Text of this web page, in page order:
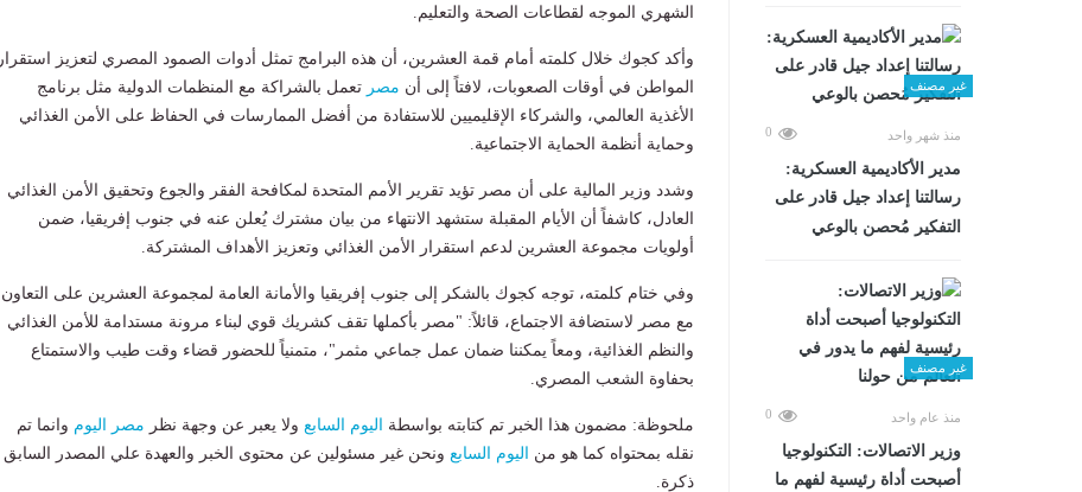
غير مصنف
منذ شهر واحد 0
مدير الأكاديمية العسكرية:
رسالتنا إعداد جيل قادر على
التفكير مُحصن بالوعي
غير مصنف
منذ عام واحد 0
وزير الاتصالات: التكنولوجيا
أصبحت أداة رئيسية لفهم ما
الشهري الموجه لقطاعات الصحة والتعليم.
وأكد كجوك خلال كلمته أمام قمة العشرين، أن هذه البرامج تمثل أدوات الصمود المصري لتعزيز استقرار
المواطن في أوقات الصعوبات، لافتاً إلى أن مصر تعمل بالشراكة مع المنظمات الدولية مثل برنامج
الأغذية العالمي، والشركاء الإقليميين للاستفادة من أفضل الممارسات في الحفاظ على الأمن الغذائي
وحماية أنظمة الحماية الاجتماعية.
وشدد وزير المالية على أن مصر تؤيد تقرير الأمم المتحدة لمكافحة الفقر والجوع وتحقيق الأمن الغذائي
العادل، كاشفاً أن الأيام المقبلة ستشهد الانتهاء من بيان مشترك يُعلن عنه في جنوب إفريقيا، ضمن
أولويات مجموعة العشرين لدعم استقرار الأمن الغذائي وتعزيز الأهداف المشتركة.
وفي ختام كلمته، توجه كجوك بالشكر إلى جنوب إفريقيا والأمانة العامة لمجموعة العشرين على التعاون
مع مصر لاستضافة الاجتماع، قائلاً: "مصر بأكملها تقف كشريك قوي لبناء مرونة مستدامة للأمن الغذائي
والنظم الغذائية، ومعاً يمكننا ضمان عمل جماعي مثمر"، متمنياً للحضور قضاء وقت طيب والاستمتاع
بحفاوة الشعب المصري.
ملحوظة: مضمون هذا الخبر تم كتابته بواسطة اليوم السابع ولا يعبر عن وجهة نظر مصر اليوم وانما تم
نقله بمحتواه كما هو من
اليوم السابع ونحن غير مسئولين عن محتوى الخبر والعهدة علي المصدر السابق
ذكرة.